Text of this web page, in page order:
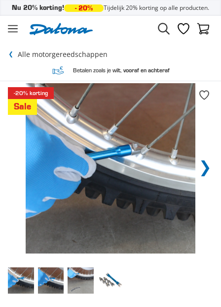
Nu 20% korting! - 20% Tijdelijk 20% korting op alle producten.
Verlanglijst
Alle motorgereedschappen
Betalen zoals je wilt, vooraf en achteraf
-20% korting
Sale